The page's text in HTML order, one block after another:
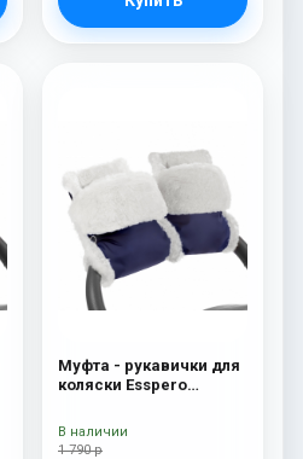
Муфта - рукавички для
коляски Esspero
шерсть) Navy
1 790 р
В наличии